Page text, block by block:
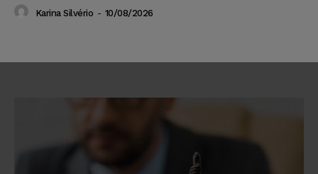
Karina Silvério - 10/08/2026